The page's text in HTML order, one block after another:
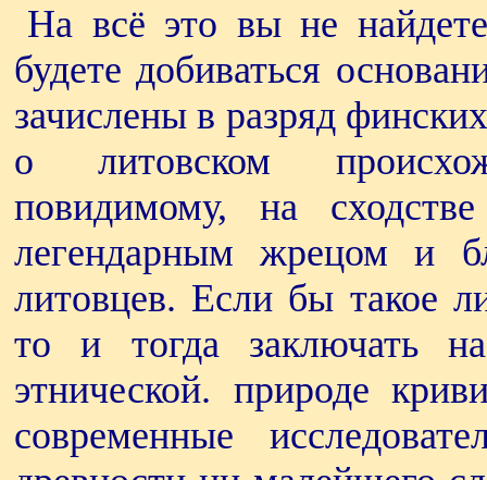
На всё это вы не
будете добиваться
зачислены в разряд
о литовском
повидимому, на
легендарным жрецом и
литовцев. Если бы такое
то и тогда заключать
этнической. природе
современные